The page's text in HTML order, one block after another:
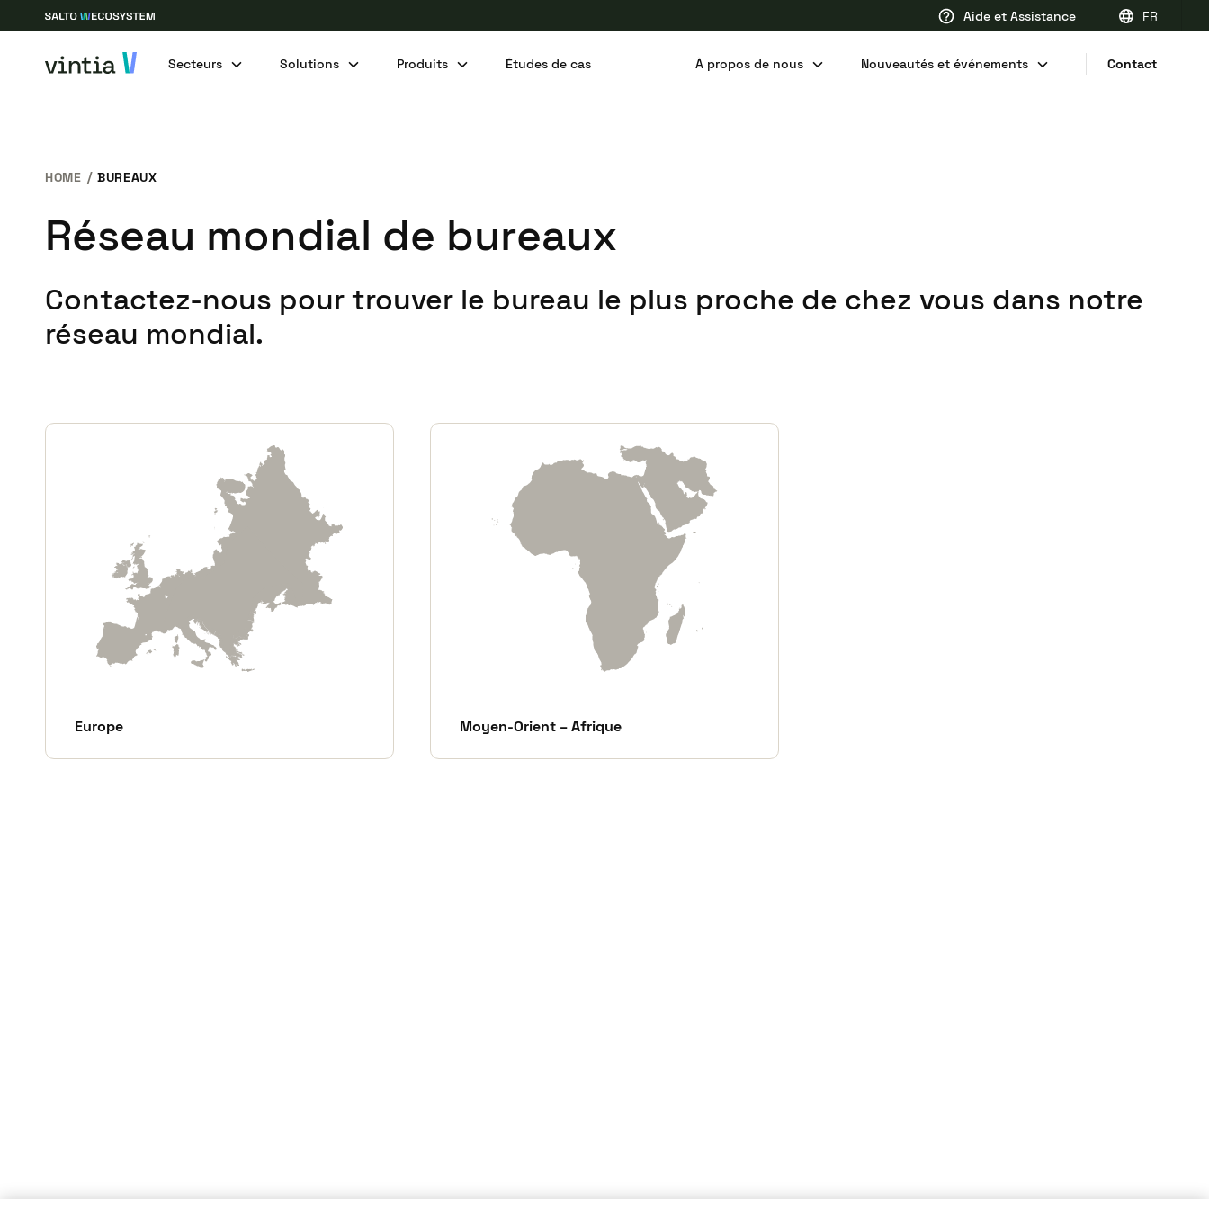
Aide et Assistance FR
EN
Secteurs Solutions Produits Études de cas À propos de nous Nouveautés et événements Contact
HOME BUREAUX
Réseau mondial de bureaux
Contactez-nous pour trouver le bureau le plus proche de chez vous dans notre
réseau mondial.
Europe Moyen-Orient – Afrique